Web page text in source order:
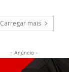
Carregar mais
- Anúncio -